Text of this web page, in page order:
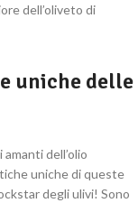
dell’oliveto di
uniche delle
dell’olio
uniche di queste
degli ulivi! Sono